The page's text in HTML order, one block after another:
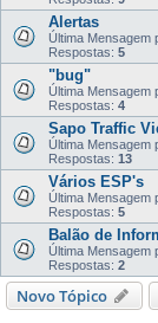
Alertas
Última Mensagem
Respostas: 5
"bug"
Última Mensagem
Respostas: 4
Sapo Traffic
Última Mensagem
Respostas: 13
Vários ESP's
Última Mensagem
Respostas: 5
Balão de
Última Mensagem
Respostas: 2
Novo Tópico